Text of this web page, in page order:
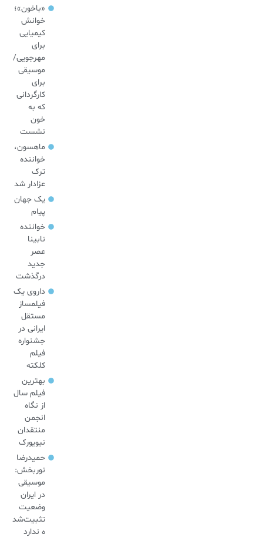
«باخون»‌؛
خوانش
کیمیایی
برای
مهرجویی/
موسیقی
برای
کارگردانی
که به
خون
نشست
ماهسون،
خواننده
ترک
عزادار شد
یک جهان
پیام
خواننده
نابینا
عصر
جدید
درگذشت
داروی یک
فیلمساز
مستقل
ایرانی در
جشنواره
فیلم
کلکته
بهترین
فیلم سال
از نگاه
انجمن
منتقدان
نیویورک
حمیدرضا
نوربخش:
موسیقی
در ایران
وضعیت
تثبیت‌شد
ه ندارد